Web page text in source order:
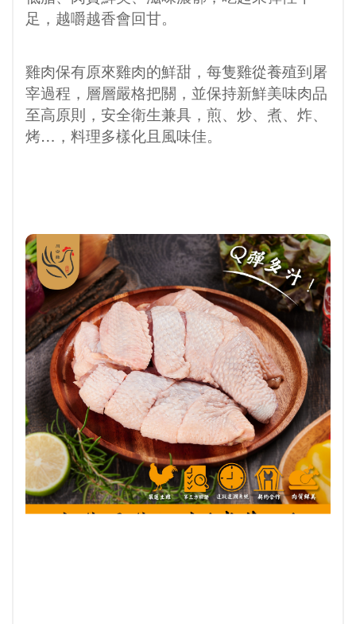
足，越嚼越香會回甘。
雞肉保有原來雞肉的鮮甜，每隻雞從養殖到屠
宰過程，層層嚴格把關，並保持新鮮美味肉品
至高原則，安全衛生兼具，煎、炒、煮、炸、
烤…，料理多樣化且風味佳。